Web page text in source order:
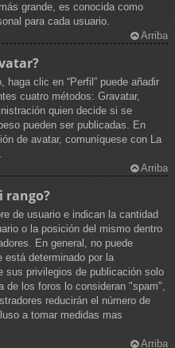
grande, es conocida como
para cada usuario.
Arriba
haga clic en “Perfil” puede añadir
cuatro métodos: Gravatar,
quien decide si se
pueden ser publicadas. En
de avatar, comuníquese con La
Arriba
rango?
de usuario e indican la cantidad
o la posición del mismo dentro
En general, no puede
está determinado por la
sus privilegios de publicación solo
de los foros lo consideran "spam",
reducirán el número de
a tomar medidas mas
Arriba